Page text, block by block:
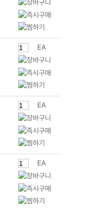
EA
EA
EA